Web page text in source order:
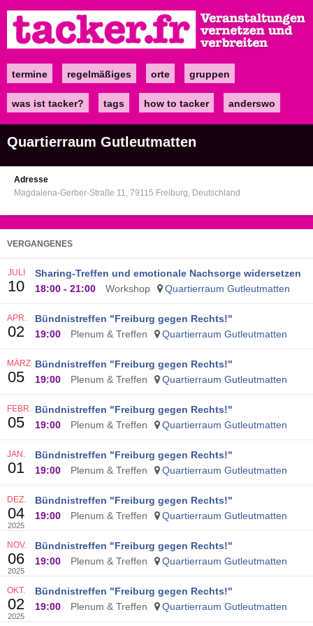
zum
Inhalt
Maintermine regelmäßiges orte gruppen
was ist tacker? tags how to tacker anderswo
Quartierraum Gutleutmatten
Adresse
Magdalena-Gerber-Straße 11
79115 Freiburg Deutschland
VERGANGENES
Sharing-Treffen und emotionale Nachsorge widersetzen
18:00 - 21:00 Workshop Quartierraum Gutleutmatten
JULI
10
Bündnistreffen "Freiburg gegen Rechts!"
19:00
Plenum & Treffen Quartierraum Gutleutmatten
APR.
02
Bündnistreffen "Freiburg gegen Rechts!"
19:00
Plenum & Treffen Quartierraum Gutleutmatten
MÄRZ
05
Bündnistreffen "Freiburg gegen Rechts!"
19:00
Plenum & Treffen Quartierraum Gutleutmatten
FEBR.
05
Bündnistreffen "Freiburg gegen Rechts!"
19:00
Plenum & Treffen Quartierraum Gutleutmatten
JAN.
01
Bündnistreffen "Freiburg gegen Rechts!"
19:00
Plenum & Treffen Quartierraum Gutleutmatten
DEZ.
04
2025
Bündnistreffen "Freiburg gegen Rechts!"
19:00
Plenum & Treffen Quartierraum Gutleutmatten
NOV.
06
2025
Bündnistreffen "Freiburg gegen Rechts!"
19:00
Plenum & Treffen Quartierraum Gutleutmatten
OKT.
02
2025